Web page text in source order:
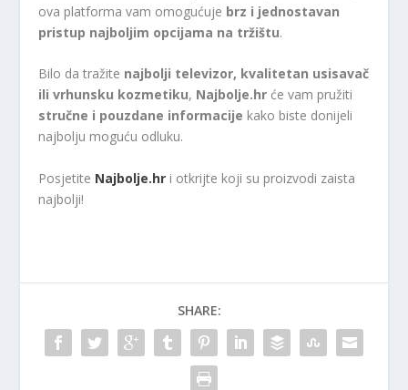
ova platforma vam omogućuje brz i jednostavan
pristup najboljim opcijama na tržištu.
Bilo da tražite najbolji televizor, kvalitetan usisavač
ili vrhunsku kozmetiku, Najbolje.hr će vam pružiti
stručne i pouzdane informacije kako biste donijeli
najbolju moguću odluku.
Posjetite Najbolje.hr i otkrijte koji su proizvodi zaista
najbolji!
SHARE: